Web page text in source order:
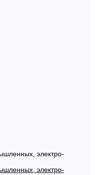
электро-
электро-